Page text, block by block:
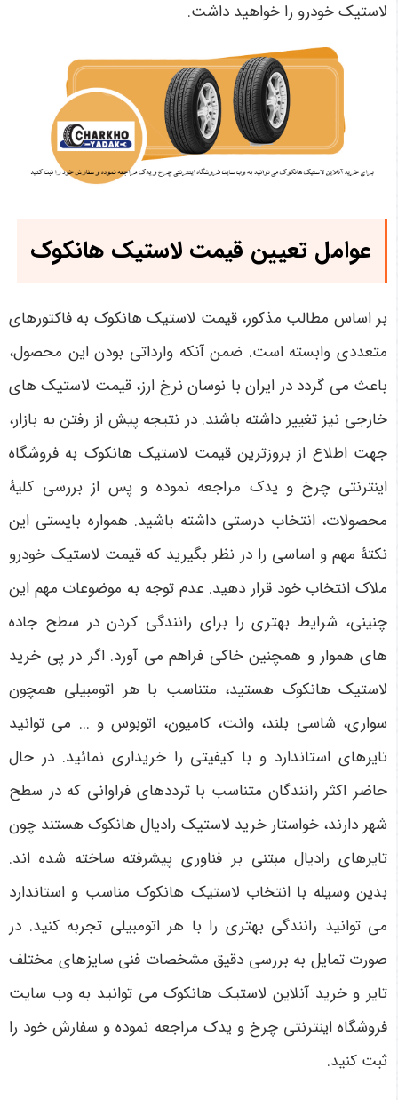
لاستیک خودرو را خواهید داشت.
عوامل تعیین قیمت لاستیک هانکوک
بر اساس مطالب مذکور، قیمت لاستیک هانکوک به فاکتورهای
متعددی وابسته است. ضمن آنکه وارداتی بودن این محصول،
باعث می گردد در ایران با نوسان نرخ ارز، قیمت لاستیک های
خارجی نیز تغییر داشته باشند. در نتیجه پیش از رفتن به بازار،
جهت اطلاع از بروزترین قیمت لاستیک هانکوک به فروشگاه
اینترنتی چرخ و یدک مراجعه نموده و پس از بررسی کلیۀ
محصولات، انتخاب درستی داشته باشید. همواره بایستی این
نکتۀ مهم و اساسی را در نظر بگیرید که قیمت لاستیک خودرو
ملاک انتخاب خود قرار دهید. عدم توجه به موضوعات مهم این
چنینی، شرایط بهتری را برای رانندگی کردن در سطح جاده
های هموار و همچنین خاکی فراهم می آورد. اگر در پی خرید
لاستیک هانکوک هستید، متناسب با هر اتومبیلی همچون
سواری، شاسی بلند، وانت، کامیون، اتوبوس و ... می توانید
تایرهای استاندارد و با کیفیتی را خریداری نمائید. در حال
حاضر اکثر رانندگان متناسب با ترددهای فراوانی که در سطح
شهر دارند، خواستار خرید لاستیک رادیال هانکوک هستند چون
تایرهای رادیال مبتنی بر فناوری پیشرفته ساخته شده اند.
بدین وسیله با انتخاب لاستیک هانکوک مناسب و استاندارد
می توانید رانندگی بهتری را با هر اتومبیلی تجربه کنید. در
صورت تمایل به بررسی دقیق مشخصات فنی سایزهای مختلف
تایر و خرید آنلاین لاستیک هانکوک می توانید به وب سایت
فروشگاه اینترنتی چرخ و یدک مراجعه نموده و سفارش خود را
ثبت کنید.